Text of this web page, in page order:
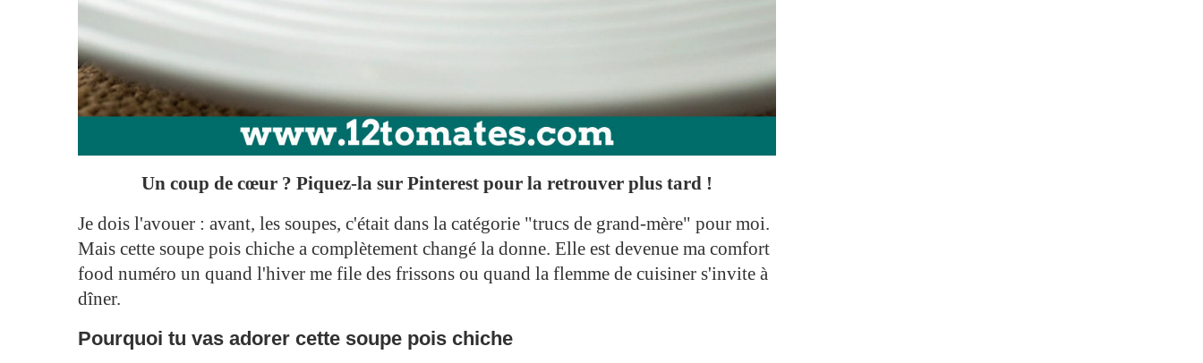
Un coup de cœur ? Piquez-la sur Pinterest pour la retrouver plus tard !
Je dois l'avouer : avant, les soupes, c'était dans la catégorie "trucs de grand-mère" pour moi.
Mais cette soupe pois chiche a complètement changé la donne. Elle est devenue ma comfort
food numéro un quand l'hiver me file des frissons ou quand la flemme de cuisiner s'invite à
dîner.
Pourquoi tu vas adorer cette soupe pois chiche